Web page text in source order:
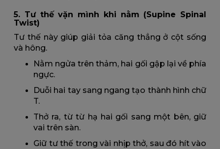
5. Tư thế vặn mình khi nằm (Supine Spinal
Twist)
Tư thế này giúp giải tỏa căng thẳng ở cột sống
và hông.
Nằm ngửa trên thảm, hai gối gập lại về phía
ngực.
Duỗi hai tay sang ngang tạo thành hình chữ
T.
Thở ra, từ từ hạ hai gối sang một bên, giữ
vai trên sàn.
Giữ tư thế trong vài nhịp thở, sau đó hít vào